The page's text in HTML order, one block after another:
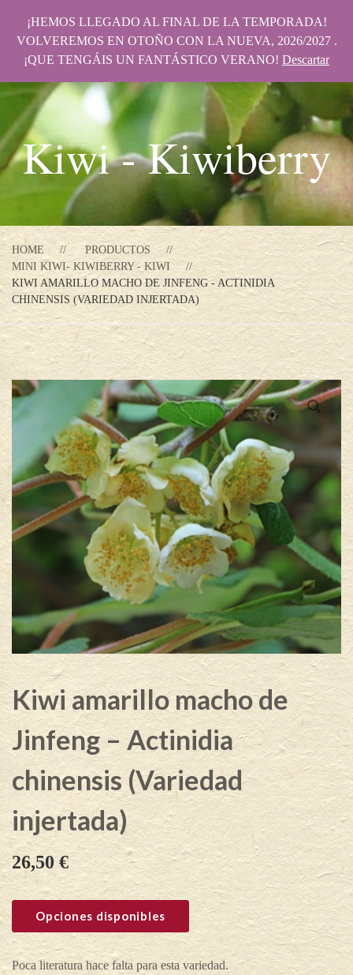
Kiwi - Kiwiberry
HOME
PRODUCTOS
MINI KIWI- KIWIBERRY - KIWI
KIWI AMARILLO MACHO DE JINFENG - ACTINIDIA
CHINENSIS (VARIEDAD INJERTADA)
Kiwi amarillo macho de
Jinfeng – Actinidia
chinensis (Variedad
injertada)
26,50€
Opciones disponibles
Poca literatura hace falta para esta variedad.
¡HEMOS LLEGADO AL FINAL DE LA TEMPORADA!
VOLVEREMOS EN OTOÑO CON LA NUEVA, 2026/2027 .
¡QUE TENGÁIS UN FANTÁSTICO VERANO! Descartar